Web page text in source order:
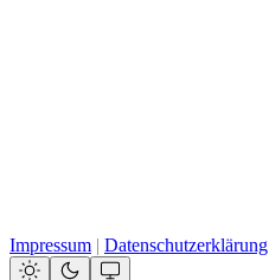
Impressum | Datenschutzerklärung